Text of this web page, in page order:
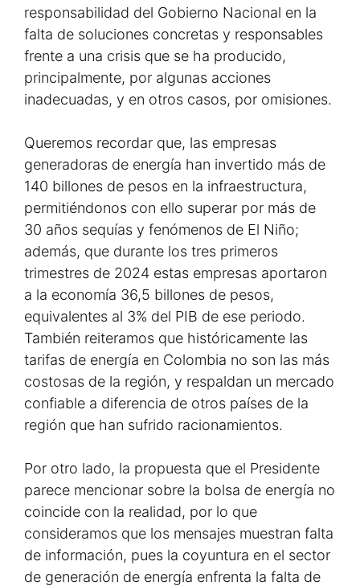
responsabilidad del Gobierno Nacional en la
falta de soluciones concretas y responsables
frente a una crisis que se ha producido,
principalmente, por algunas acciones
inadecuadas, y en otros casos, por omisiones.
Queremos recordar que, las empresas
generadoras de energía han invertido más de
140 billones de pesos en la infraestructura,
permitiéndonos con ello superar por más de
30 años sequías y fenómenos de El Niño;
además, que durante los tres primeros
trimestres de 2024 estas empresas aportaron
a la economía 36,5 billones de pesos,
equivalentes al 3% del PIB de ese periodo.
También reiteramos que históricamente las
tarifas de energía en Colombia no son las más
costosas de la región, y respaldan un mercado
confiable a diferencia de otros países de la
región que han sufrido racionamientos.
Por otro lado, la propuesta que el Presidente
parece mencionar sobre la bolsa de energía no
coincide con la realidad, por lo que
consideramos que los mensajes muestran falta
de información, pues la coyuntura en el sector
de generación de energía enfrenta la falta de